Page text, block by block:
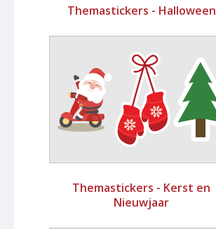
Themastickers - Halloween
Themastickers - Kerst en
Nieuwjaar